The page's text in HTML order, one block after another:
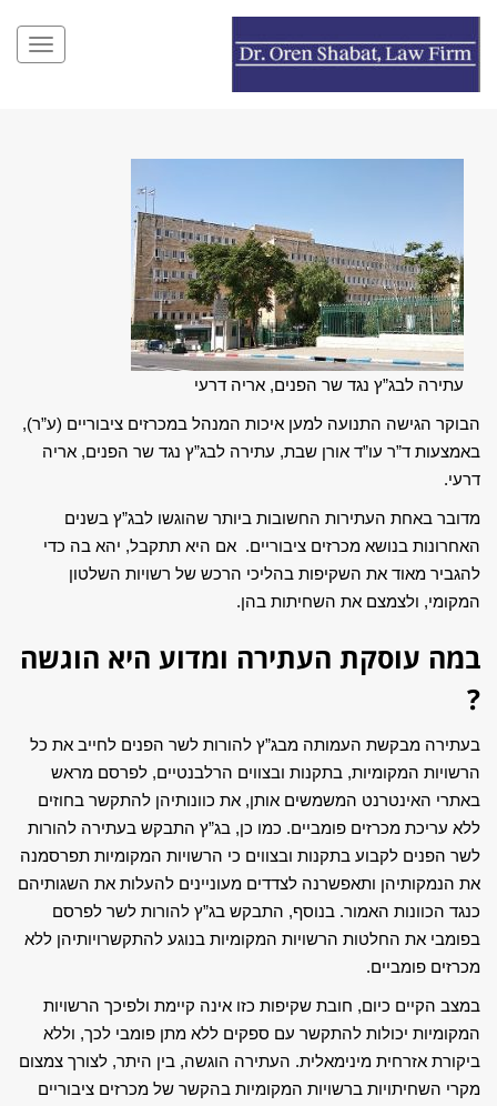
עתירה לבג”ץ נגד שר הפנים, אריה דרעי
הבוקר הגישה התנועה למען איכות המנהל במכרזים ציבוריים (ע”ר),
באמצעות ד”ר עו”ד אורן שבת, עתירה לבג”ץ נגד שר הפנים, אריה
דרעי.
מדובר באחת העתירות החשובות ביותר שהוגשו לבג”ץ בשנים
האחרונות בנושא מכרזים ציבוריים. אם היא תתקבל, יהא בה כדי
להגביר מאוד את השקיפות בהליכי הרכש של רשויות השלטון
המקומי, ולצמצם את השחיתות בהן.
במה עוסקת העתירה ומדוע היא הוגשה
?
בעתירה מבקשת העמותה מבג”ץ להורות לשר הפנים לחייב את כל
הרשויות המקומיות, בתקנות ובצווים הרלבנטיים, לפרסם מראש
באתרי האינטרנט המשמשים אותן, את כוונותיהן להתקשר בחוזים
ללא עריכת מכרזים פומביים. כמו כן, בג”ץ התבקש בעתירה להורות
לשר הפנים לקבוע בתקנות ובצווים כי הרשויות המקומיות תפרסמנה
את הנמקותיהן ותאפשרנה לצדדים מעוניינים להעלות את השגותיהם
כנגד הכוונות האמור. בנוסף, התבקש בג”ץ להורות לשר לפרסם
בפומבי את החלטות הרשויות המקומיות בנוגע להתקשרויותיהן ללא
מכרזים פומביים.
במצב הקיים כיום, חובת שקיפות כזו אינה קיימת ולפיכך הרשויות
המקומיות יכולות להתקשר עם ספקים ללא מתן פומבי לכך, וללא
ביקורת אזרחית מינימאלית. העתירה הוגשה, בין היתר, לצורך צמצום
מקרי השחיתויות ברשויות המקומיות בהקשר של מכרזים ציבוריים